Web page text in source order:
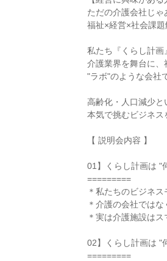
ただの介護会社じゃ
福祉×経営×社会課題
私たち『くらし計画
介護業界を舞台に、
"ラボ"のような会社
高齢化・人口減少と
本気で挑むビジネス
【 説明会内容 】
01】くらし計画は "
=========
＊私たちのビジネス
＊介護の会社ではな
＊実は介護施設はス
02】くらし計画は "
=========